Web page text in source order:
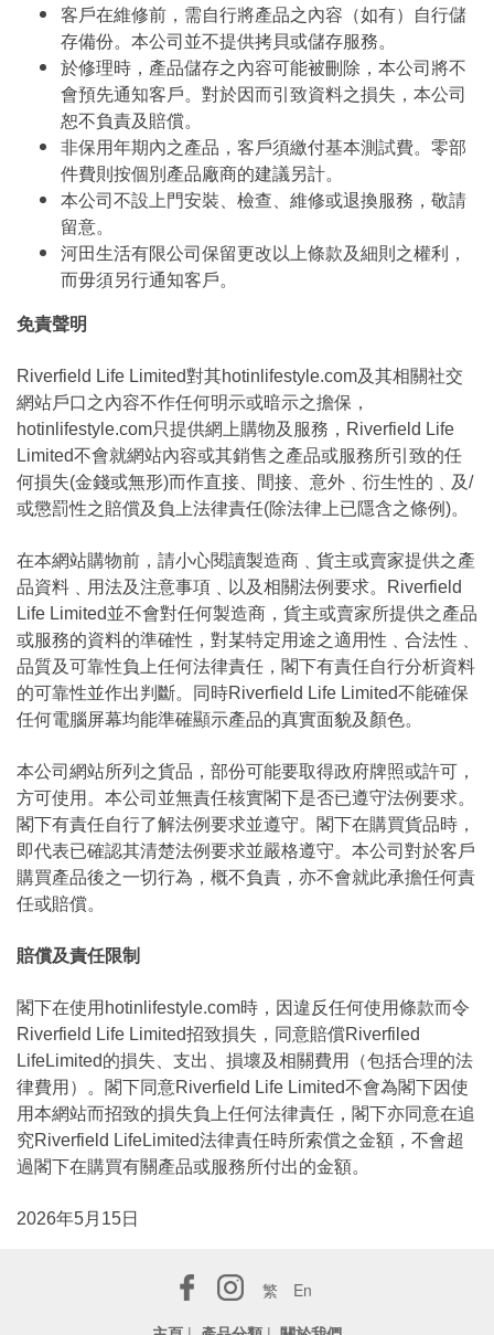
客戶在維修前，需自行將產品之內容（如有）自行儲
存備份。本公司並不提供拷貝或儲存服務。
於修理時，產品儲存之內容可能被刪除，本公司將不
會預先通知客戶。對於因而引致資料之損失，本公司
恕不負責及賠償。
非保用年期內之產品，客戶須繳付基本測試費。零部
件費則按個別產品廠商的建議另計。
本公司不設上門安裝、檢查、維修或退換服務，敬請
留意。
河田生活有限公司保留更改以上條款及細則之權利，
而毋須另行通知客戶。
免責聲明
Riverfield Life Limited對其hotinlifestyle.com及其相關社交
網站戶口之內容不作任何明示或暗示之擔保，
hotinlifestyle.com只提供網上購物及服務，Riverfield Life
Limited不會就網站內容或其銷售之產品或服務所引致的任
何損失(金錢或無形)而作直接、間接、意外﹑衍生性的﹑及/
或懲罰性之賠償及負上法律責任(除法律上已隱含之條例)。
在本網站購物前，請小心閱讀製造商﹑貨主或賣家提供之產
品資料﹑用法及注意事項﹑以及相關法例要求。Riverfield
Life Limited並不會對任何製造商，貨主或賣家所提供之產品
或服務的資料的準確性，對某特定用途之適用性﹑合法性﹑
品質及可靠性負上任何法律責任，閣下有責任自行分析資料
的可靠性並作出判斷。同時Riverfield Life Limited不能確保
任何電腦屏幕均能準確顯示產品的真實面貌及顏色。
本公司網站所列之貨品，部份可能要取得政府牌照或許可，
方可使用。本公司並無責任核實閣下是否已遵守法例要求。
閣下有責任自行了解法例要求並遵守。閣下在購買貨品時，
即代表已確認其清楚法例要求並嚴格遵守。本公司對於客戶
購買產品後之一切行為，概不負責，亦不會就此承擔任何責
任或賠償。
賠償及責任限制
閣下在使用hotinlifestyle.com時，因違反任何使用條款而令
Riverfield Life Limited招致損失，同意賠償Riverfiled
LifeLimited的損失、支出、損壞及相關費用（包括合理的法
律費用）。閣下同意Riverfield Life Limited不會為閣下因使
用本網站而招致的損失負上任何法律責任，閣下亦同意在追
究Riverfield LifeLimited法律責任時所索償之金額，不會超
過閣下在購買有關產品或服務所付出的金額。
2026年5月15日
繁
En